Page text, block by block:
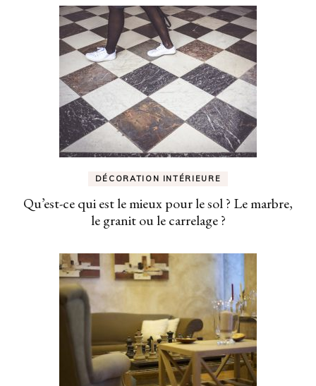
DÉCORATION INTÉRIEURE
Qu’est-ce qui est le mieux pour le sol ? Le marbre,
le granit ou le carrelage ?